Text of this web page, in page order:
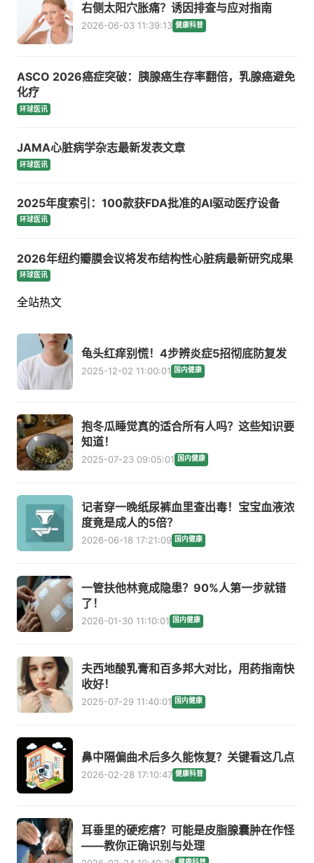
右侧太阳穴胀痛？诱因排查与应对指南
2026-06-03 11:39:13 健康科普
ASCO 2026癌症突破：胰腺癌生存率翻倍，乳腺癌避免
化疗
环球医讯
JAMA心脏病学杂志最新发表文章
环球医讯
2025年度索引：100款获FDA批准的AI驱动医疗设备
环球医讯
2026年纽约瓣膜会议将发布结构性心脏病最新研究成果
环球医讯
全站热文
龟头红痒别慌！4步辨炎症5招彻底防复发
2025-12-02 11:00:01 国内健康
抱冬瓜睡觉真的适合所有人吗？这些知识要
知道！
2025-07-23 09:05:01 国内健康
记者穿一晚纸尿裤血里查出毒！宝宝血液浓
度竟是成人的5倍？
2026-06-18 17:21:09 国内健康
一管扶他林竟成隐患？90%人第一步就错
了！
2026-01-30 11:10:01 国内健康
夫西地酸乳膏和百多邦大对比，用药指南快
收好！
2025-07-29 11:40:01 国内健康
鼻中隔偏曲术后多久能恢复？关键看这几点
2026-02-28 17:10:47 健康科普
耳垂里的硬疙瘩？可能是皮脂腺囊肿在作怪
——教你正确识别与处理